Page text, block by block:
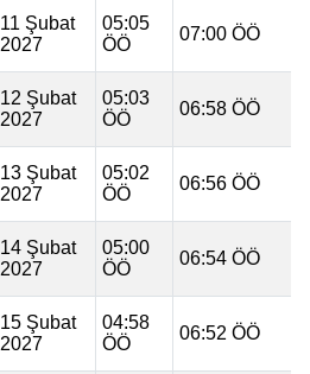
11 Şubat
2027
05:05
ÖÖ
07:00 ÖÖ
12 Şubat
2027
05:03
ÖÖ
06:58 ÖÖ
13 Şubat
2027
05:02
ÖÖ
06:56 ÖÖ
14 Şubat
2027
05:00
ÖÖ
06:54 ÖÖ
15 Şubat
2027
04:58
ÖÖ
06:52 ÖÖ